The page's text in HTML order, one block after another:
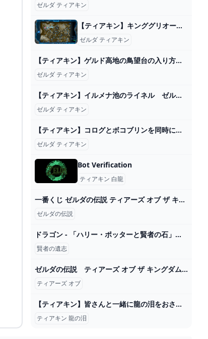
ゼルダ ティアキン
【ティアキン】キンググリオークまでの行き方と倒し方【ゼルダの伝説ティアーズオブザキングダム】 - 神ゲー攻略
ゼルダ ティアキン
【ティアキン】ゲルド高地の鳥望台の入り方【ゼルダの伝説ティアーズオブザキングダム】
ゼルダ ティアキン
【ティアキン】イルメナ池のライネル ゼルダの伝説ティアーズオブ ザキングダム #ゼルダの伝説 #ティアキン #zelda #shorts - YouTube
ゼルダ ティアキン
【ティアキン】コログとボコブリンを同時にいじめるリンク【ゼルダの伝説 ティアーズ オブ ザ キングダム】 - YouTube
ゼルダ ティアキン
Bot Verification
ティアキン 白龍
一番くじ ゼルダの伝説 ティアーズ オブ ザ キングダム｜一番くじ倶楽部｜BANDAI SPIRITS公式 一番くじ情報サイト
ゼルダの伝説
ドラゴン - 「ハリー・ポッターと賢者の石」の生物 ｜ 映画スクエア
賢者の遺志
ゼルダの伝説 ティアーズ オブ ザ キングダム (Switch)のレビュー・評価・感想 ゲーム・エンタメ最新情報のファミ通.com
ティアーズ オブ
【ティアキン】皆さんと一緒に龍の泪をおさらいします！【ゼルダの伝説】 - YouTube
ティアキン 龍の泪